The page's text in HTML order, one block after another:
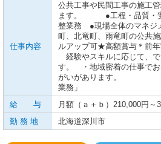
仕事内容
公共工事や民間工事の施工
ます。 ●工程・品質・
整業務 ●現場全体のマ
町、北竜町、雨竜町の公共
ルアップ可★高額賞与＊前年
経験やスキルに応じて、
す。 ・地域密着の仕事でお
がいがあります。 「
業務」
給 与
月額（ａ＋ｂ）210,000円～
勤 務 地
北海道深川市